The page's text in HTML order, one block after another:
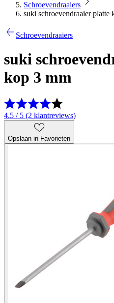
Schroevendraaiers
suki schroevendraaier platte
Schroevendraaiers
suki
kop 3 mm
4.5 / 5 (2 klantreviews)
Opslaan in Favorieten